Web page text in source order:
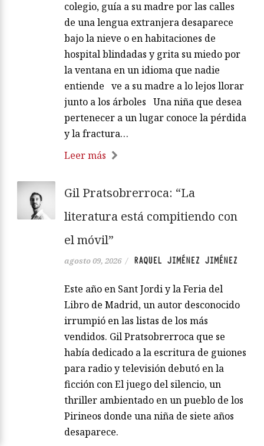
colegio, guía a su madre por las calles
de una lengua extranjera desaparece
bajo la nieve o en habitaciones de
hospital blindadas y grita su miedo por
la ventana en un idioma que nadie
entiende ve a su madre a lo lejos llorar
junto a los árboles Una niña que desea
pertenecer a un lugar conoce la pérdida
y la fractura…
Leer más
Gil Pratsobrerroca: “La
literatura está compitiendo con
el móvil”
agosto 09, 2026 / RAQUEL JIMÉNEZ JIMÉNEZ
Este año en Sant Jordi y la Feria del
Libro de Madrid, un autor desconocido
irrumpió en las listas de los más
vendidos. Gil Pratsobrerroca que se
había dedicado a la escritura de guiones
para radio y televisión debutó en la
ficción con El juego del silencio, un
thriller ambientado en un pueblo de los
Pirineos donde una niña de siete años
desaparece.